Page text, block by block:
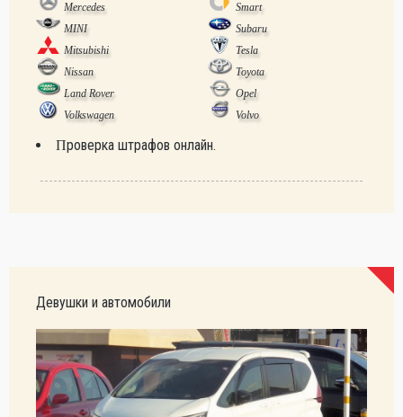
Mercedes
Smart
MINI
Subaru
Mitsubishi
Tesla
Nissan
Toyota
Land Rover
Opel
Volkswagen
Volvo
Проверка штрафов онлайн.
Девушки и автомобили